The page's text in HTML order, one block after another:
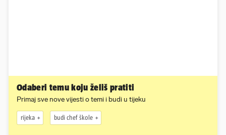
Odaberi temu koju želiš pratiti
Primaj sve nove vijesti o temi i budi u tijeku
rijeka budi chef škole